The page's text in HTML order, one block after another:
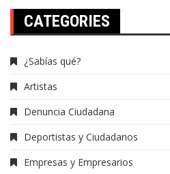
CATEGORIES
¿Sabías qué?
Artistas
Denuncia Ciudadana
Deportistas y Ciudadanos
Empresas y Empresarios